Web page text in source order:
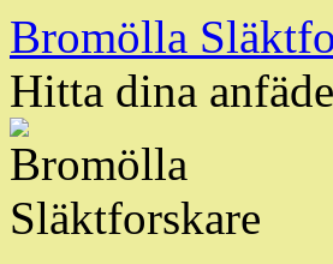
Hoppa
till
innehåll
Bromölla
Hitta dina